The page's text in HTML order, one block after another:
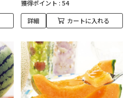
獲得ポイント : 54
詳細 カートに入れる